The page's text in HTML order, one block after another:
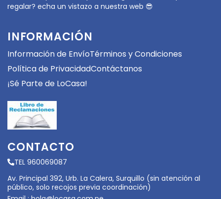
regalar? echa un vistazo a nuestra web 😎
INFORMACIÓN
Información de EnvíoTérminos y Condiciones
Política de PrivacidadContáctanos
¡Sé Parte de LoCasa!
CONTACTO
TEL 960069087
Av. Principal 392, Urb. La Calera, Surquillo (sin atención al
público, solo recojos previa coordinación)